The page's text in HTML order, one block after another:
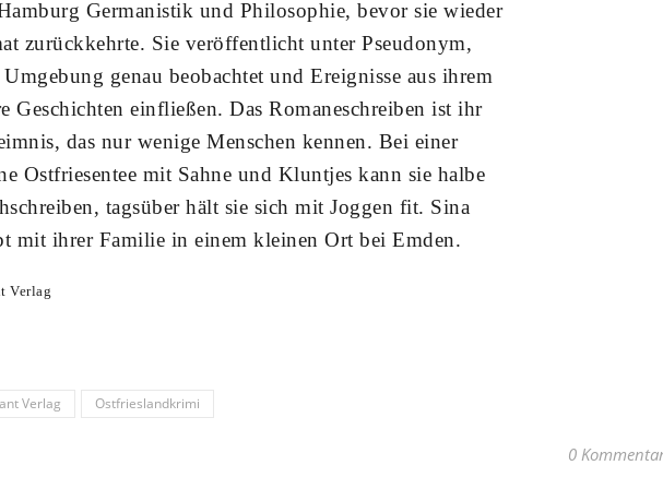
Germanistik und Philosophie, bevor sie wieder
zurückkehrte. Sie veröffentlicht unter Pseudonym,
genau beobachtet und Ereignisse aus ihrem
Geschichten einfließen. Das Romaneschreiben ist ihr
das nur wenige Menschen kennen. Bei einer
Ostfriesentee mit Sahne und Kluntjes kann sie halbe
tagsüber hält sie sich mit Joggen fit. Sina
mit ihrer Familie in einem kleinen Ort bei Emden.
Verlag
Verlag Ostfrieslandkrimi
0